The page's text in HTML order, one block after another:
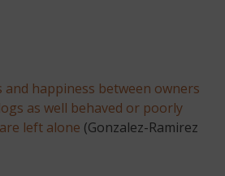
and happiness between owners
as well behaved or poorly
left alone (Gonzalez-Ramirez